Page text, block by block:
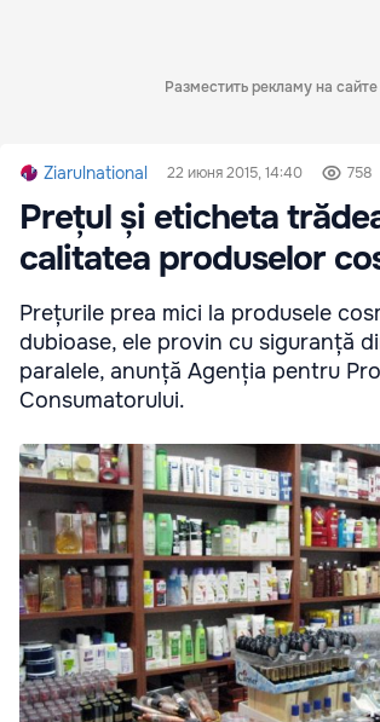
Разместить рекламу на сайте
Ziarulnational 22 июня 2015, 14:40 758
Prețul și eticheta
calitatea produselor
Prețurile prea mici la produsele
dubioase, ele provin cu siguranță
paralele, anunță Agenția pentru
Consumatorului.